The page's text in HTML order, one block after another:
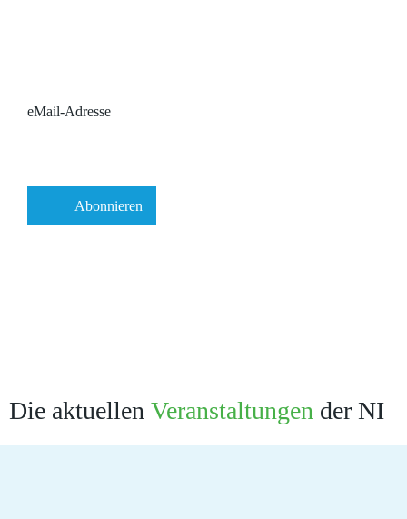
eMail-Adresse
Die aktuellen Veranstaltungen der NI